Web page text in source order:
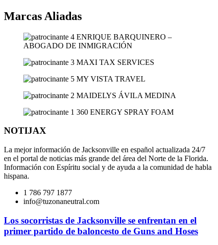
Marcas Aliadas
NOTIJAX
La mejor información de Jacksonville en español actualizada 24/7
en el portal de noticias más grande del área del Norte de la Florida.
Información con Espíritu social y de ayuda a la comunidad de habla
hispana.
1 786 797 1877
info@tuzonaneutral.com
Los socorristas de Jacksonville se enfrentan en el
primer partido de baloncesto de Guns and Hoses